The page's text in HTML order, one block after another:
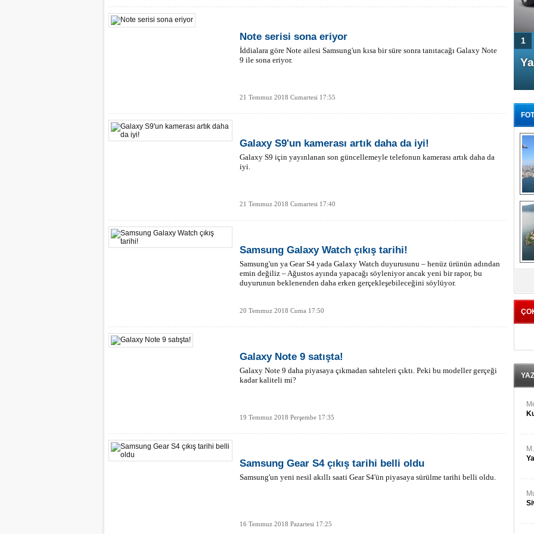
Note serisi sona eriyor
İddialara göre Note ailesi Samsung'un kısa bir süre sonra tanıtacağı Galaxy Note
9 ile sona eriyor.
21 Temmuz 2018 Cumartesi 17:55
Galaxy S9'un kamerası artık daha da iyi!
Galaxy S9 için yayınlanan son güncellemeyle telefonun kamerası artık daha da
iyi.
21 Temmuz 2018 Cumartesi 17:40
Samsung Galaxy Watch çıkış tarihi!
Samsung'un ya Gear S4 yada Galaxy Watch duyurusunu – henüz ürünün adından
emin değiliz – Ağustos ayında yapacağı söyleniyor ancak yeni bir rapor, bu
duyurunun beklenenden daha erken gerçekleşebileceğini söylüyor.
20 Temmuz 2018 Cuma 17:50
Galaxy Note 9 satışta!
Galaxy Note 9 daha piyasaya çıkmadan sahteleri çıktı. Peki bu modeller gerçeği
kadar kaliteli mi?
19 Temmuz 2018 Perşembe 17:35
Samsung Gear S4 çıkış tarihi belli oldu
Samsung'un yeni nesil akıllı saati Gear S4'ün piyasaya sürülme tarihi belli oldu.
16 Temmuz 2018 Pazartesi 17:25
1